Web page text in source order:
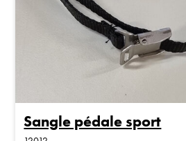
Sangle pédale sport